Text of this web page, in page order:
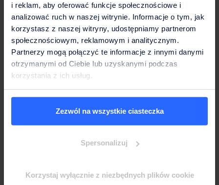
i reklam, aby oferować funkcje społecznościowe i
analizować ruch w naszej witrynie. Informacje o tym, jak
korzystasz z naszej witryny, udostępniamy partnerom
społecznościowym, reklamowym i analitycznym.
Partnerzy mogą połączyć te informacje z innymi danymi
otrzymanymi od Ciebie lub uzyskanymi podczas
korzystania z ich usług.
Zezwól na wszystkie ciasteczka
Spersonalizuj
Korzystaj wyłącznie z niezbędnych plików cookie
Dla Firmy
Dystrybutory
filtrujące
wodę
podłączane
do sieci
dystrybutory
Dostawy
Dla Domu
Butlowe
dystrybutory
Pompki
wody
Odkryj Culligan
Nasza
Kariera
Kontakt
Prośba
Śledź nas na